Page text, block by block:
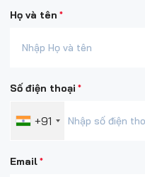
Họ và tên *
Email*
Số điện thoại *
+91